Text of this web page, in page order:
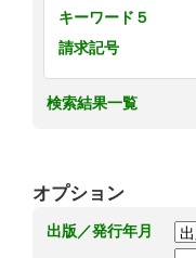
キーワード５
請求記号
検索結果一覧
オプション
出版／発行年月